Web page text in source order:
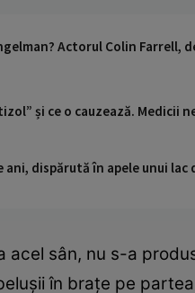
Actorul Colin Farrell,
și ce o cauzează. Medicii
ani, dispărută în apele unui
acel sân, nu s-a
în brațe pe